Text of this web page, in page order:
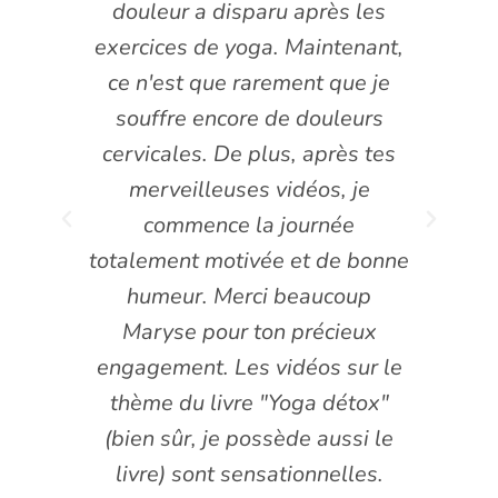
après tes
de bonne
sur le
souplesse me correspond et
faire les séances chez soi après
le travail c'est génial. Mais
surtout, ce qui m'a inspiré pour
mon inscription à Diva Yoga, ce
sont toutes les vidéos que je
fais depuis 1 an avec
uniquement vous Maryse. Vous
reflétez la bienveillance, le
professionnalisme et surtout
l'art de dire les mots justes. Eh
oui grâce à vous je me suis mise
vraiment au Yoga. Et ça fait un
bien fou !